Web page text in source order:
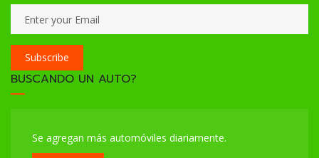
Subscribe
BUSCANDO UN AUTO?
Se agregan más automóviles diariamente.